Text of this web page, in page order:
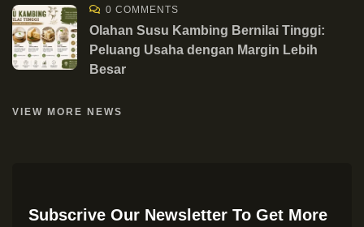
0 COMMENTS
Olahan Susu Kambing Bernilai Tinggi:
Peluang Usaha dengan Margin Lebih
Besar
VIEW MORE NEWS
Subscrive Our Newsletter To Get More